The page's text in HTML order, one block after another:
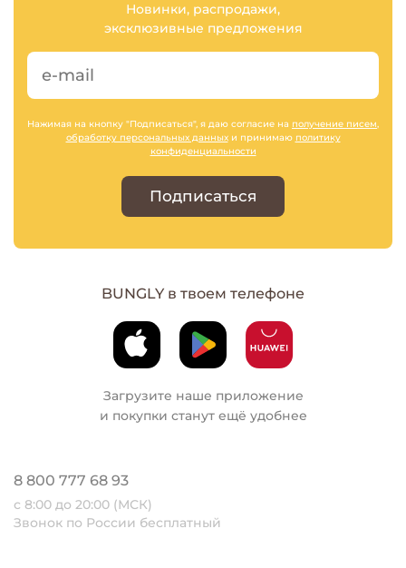
Новинки, распродажи,
эксклюзивные предложения
Нажимая на кнопку "Подписаться", я даю согласие на получение писем,
обработку персональных данныхи принимаю политику
конфиденциальности
Подписаться
BUNGLY в твоем телефоне
Загрузите наше приложение
и покупки станут ещё удобнее
8 800 777 68 93
с 8:00 до 20:00 (МСК)
Звонок по России бесплатный